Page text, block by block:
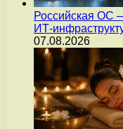
Российская ОС
ИТ-
07.08.2026